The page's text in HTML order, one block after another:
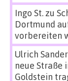
Ingo St.zu
Dortmund
vorbereiten
Ulrich Sander
neue Straße
Goldstein